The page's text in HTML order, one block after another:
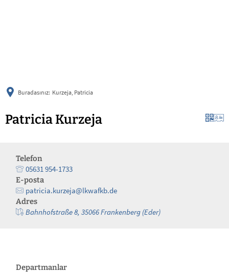
Buradasınız: Kurzeja, Patricia
Patricia Kurzeja
Telefon
05631 954-1733
E-posta
patricia.kurzeja@lkwafkb.de
Adres
Bahnhofstraße 8, 35066 Frankenberg (Eder)
Departmanlar